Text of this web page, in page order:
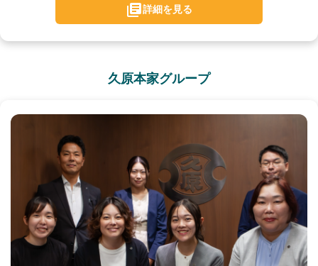
詳細を見る
久原本家グループ